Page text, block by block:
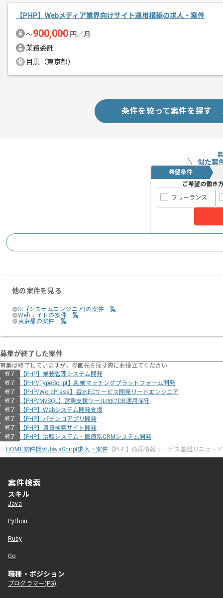
【PHP】Webメディア業界向けサイト運用構築の求人・案件
〜900,000 円／月
業務委託
目黒（東京都）
条件を絞って案件を探す
似た案
希望条件
ご希望の働き
フリーランス
他の案件を見る
SE (システムエンジニア)の案件一覧
Webサイトの案件一覧
東京都の案件一覧
募集が終了した案件
募集は終了していますが、参画先を探す際にお役立てください
終了 【PHP】業務管理システム開発
終了 【PHP/TypeScript】副業マッチングプラットフォーム開発
終了 【PHP/WordPress】香水ECサービス開発リードエンジニア
終了 【PHP/MySQL】営業支援ツール向けDB運用保守
終了 【PHP】Webシステム開発支援
終了 【PHP】パチンコアプリ開発
終了 【PHP】賃貸検索サイト開発
終了
【PHP】治験システム・医療系CRMシステム開発
HOME案件検索JavaScript求人・案件 【PHP】商品情報サービス基盤リニュー
案件検索
スキル
Java
Python
Ruby
Go
職種・ポジション
プログラマー(PG)